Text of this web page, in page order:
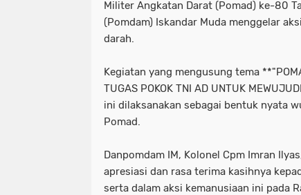
Militer Angkatan Darat (Pomad) ke-80
(Pomdam) Iskandar Muda menggelar
darah.
Kegiatan yang mengusung tema
TUGAS POKOK TNI AD UNTUK
ini dilaksanakan sebagai bentuk nyata
Pomad.
Danpomdam IM, Kolonel Cpm Imran
apresiasi dan rasa terima kasihnya
serta dalam aksi kemanusiaan ini pada